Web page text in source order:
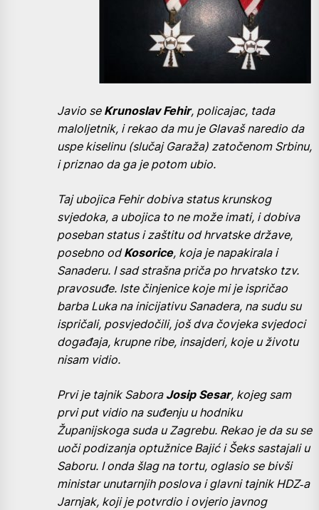
Javio se Krunoslav Fehir, policajac, tada
maloljetnik, i rekao da mu je Glavaš naredio da
uspe kiselinu (slučaj Garaža) zatočenom Srbinu,
i priznao da ga je potom ubio.
Taj ubojica Fehir dobiva status krunskog
svjedoka, a ubojica to ne može imati, i dobiva
poseban status i zaštitu od hrvatske države,
posebno odKosorice, koja je napakirala i
Sanaderu. I sad strašna priča po hrvatsko tzv.
pravosuđe. Iste činjenice koje mi je ispričao
barba Luka na inicijativu Sanadera, na sudu su
ispričali, posvjedočili, još dva čovjeka svjedoci
događaja, krupne ribe, insajderi, koje u životu
nisam vidio.
Prvi je tajnik Sabora Josip Sesar, kojeg sam
prvi put vidio na suđenju u hodniku
Županijskoga suda u Zagrebu. Rekao je da su se
uoči podizanja optužnice Bajić i Šeks sastajali u
Saboru. I onda šlag na tortu, oglasio se bivši
ministar unutarnjih poslova i glavni tajnik HDZ‑a
Jarnjak, koji je potvrdio i ovjerio javnog